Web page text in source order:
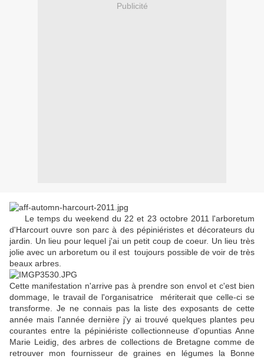
Publicité
Le temps du weekend du 22 et 23 octobre 2011 l'arboretum
d'Harcourt ouvre son parc à des pépiniéristes et décorateurs du
jardin. Un lieu pour lequel j'ai un petit coup de coeur. Un lieu très
jolie avec un arboretum ou il est toujours possible de voir de très
beaux arbres.
Cette manifestation n'arrive pas à prendre son envol et c'est bien
dommage, le travail de l'organisatrice mériterait que celle-ci se
transforme. Je ne connais pas la liste des exposants de cette
année mais l'année dernière j'y ai trouvé quelques plantes peu
courantes entre la pépiniériste collectionneuse d'opuntias Anne
Marie Leidig, des arbres de collections de Bretagne comme de
retrouver mon fournisseur de graines en légumes la Bonne